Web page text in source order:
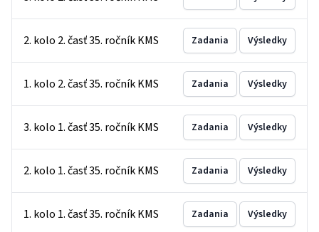
2. kolo 2. časť 35. ročník KMS Zadania Výsledky
1. kolo 2. časť 35. ročník KMS Zadania Výsledky
3. kolo 1. časť 35. ročník KMS Zadania Výsledky
2. kolo 1. časť 35. ročník KMS Zadania Výsledky
1. kolo 1. časť 35. ročník KMS Zadania Výsledky